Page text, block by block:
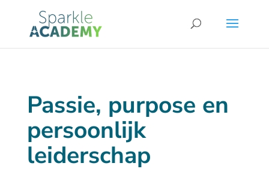
Passie, purpose en
persoonlijk
leiderschap